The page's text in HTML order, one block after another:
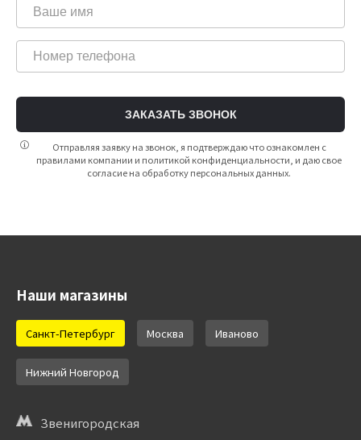
ЗАКАЗАТЬ ЗВОНОК
Отправляя заявку на звонок, я подтверждаю что ознакомлен с
правилами компании и политикой конфиденциальности, и даю свое
согласие на обработку персональных данных.
Наши магазины
Санкт-Петербург Москва Иваново
Нижний Новгород
Звенигородская